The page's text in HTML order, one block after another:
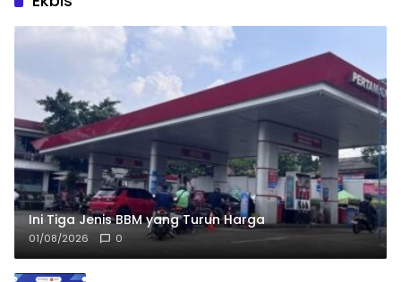
Ini Tiga Jenis BBM yang Turun Harga
01/08/2026 0